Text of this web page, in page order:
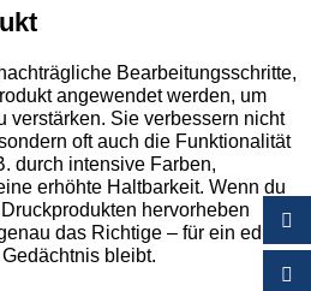
Bearbeitungsschritte,
angewendet werden, um
verstärken. Sie verbessern nicht
oft auch die Funktionalität
durch intensive Farben,
erhöhte Haltbarkeit. Wenn du
hervorheben
das Richtige – für ein edles
bleibt.